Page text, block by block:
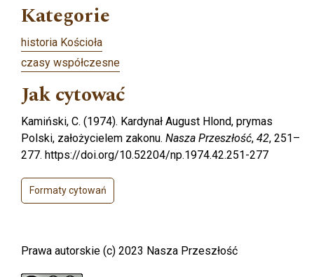
Kategorie
historia Kościoła
czasy współczesne
Jak cytować
Kamiński, C. (1974). Kardynał August Hlond, prymas
Polski, założycielem zakonu. Nasza Przeszłość, 42, 251–
277. https://doi.org/10.52204/np.1974.42.251-277
Formaty cytowań
Prawa autorskie (c) 2023 Nasza Przeszłość